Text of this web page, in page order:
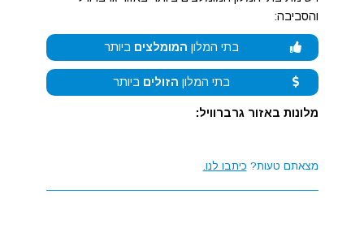
והסביבה:
בתי המלון המומלצים ביותר
בתי המלון הזולים ביותר
מלונות באזור גרברוויל:
מצאתם טעות? כיתבו לנו.